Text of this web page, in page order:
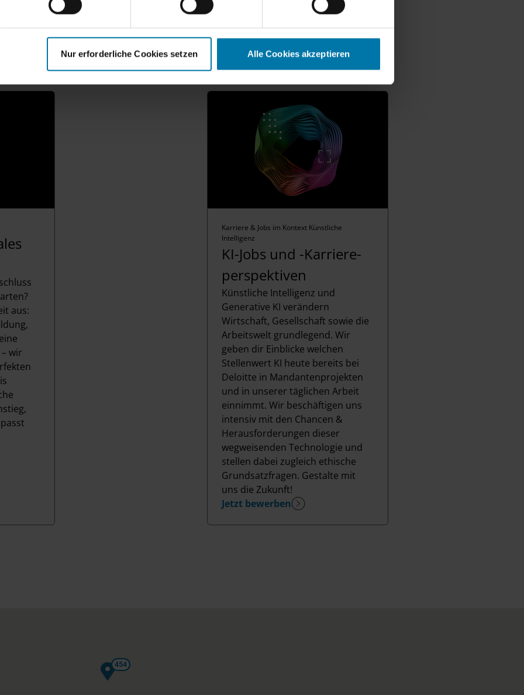
Nur erforderliche Cookies setzen Alle Cookies akzeptieren
Weiterführende Inhalte
aus:
wir
Karriere & Jobs im Kontext Künstliche
Intelligenz
KI-Jobs und -Karriere-
perspektiven
Künstliche Intelligenz und
Generative KI verändern
Wirtschaft, Gesellschaft sowie die
Arbeitswelt grundlegend. Wir
geben dir Einblicke welchen
Stellenwert KI heute bereits bei
Deloitte in Mandantenprojekten
und in unserer täglichen Arbeit
einnimmt. Wir beschäftigen uns
intensiv mit den Chancen &
Herausforderungen dieser
wegweisenden Technologie und
stellen dabei zugleich ethische
Grundsatzfragen. Gestalte mit
uns die Zukunft!
Jetzt bewerben
454